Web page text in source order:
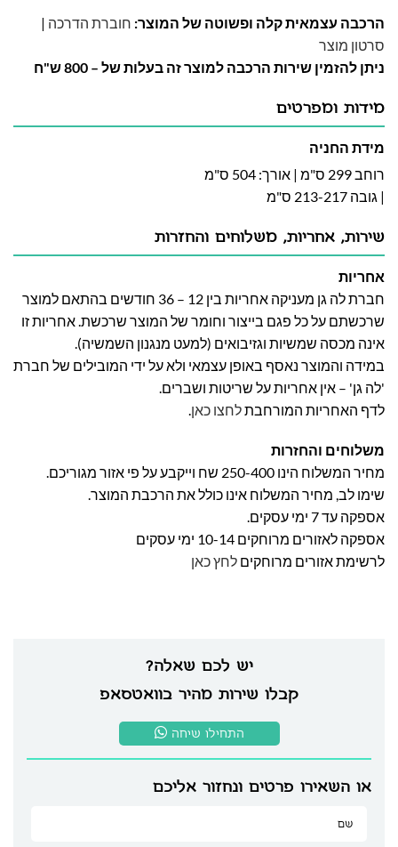
הרכבה עצמאית קלה ופשוטה של המוצר: חוברת הדרכה |
סרטון מוצר
ניתן להזמין שירות הרכבה למוצר זה בעלות של – 800 ש"ח
מידות ומפרטים
מידת החניה
רוחב 299 ס"מ | אורך: 504 ס"מ
| גובה 213-217 ס"מ
יש לכם שאלה?
קבלו שירות מהיר בוואטסאפ
התחילו שיחה
או השאירו פרטים ונחזור אליכם
שירות, אחריות, משלוחים והחזרות
אחריות
חברת לה גן מעניקה אחריות בין 12 – 36 חודשים בהתאם למוצר
שרכשתם על כל פגם בייצור וחומר של המוצר שרכשת. אחריות זו
אינה מכסה שמשיות וגזיבואים (למעט מנגנון השמשיה).
במידה והמוצר נאסף באופן עצמאי ולא על ידי המובילים של חברת
'לה גן' – אין אחריות על שריטות ושברים.
לדף האחריות המורחבתלחצו כאן.
משלוחים והחזרות
מחיר המשלוח הינו 250-400 שח וייקבע על פי אזור מגוריכם.
שימו לב, מחיר המשלוח אינו כולל את הרכבת המוצר.
אספקה עד 7 ימי עסקים.
אספקה לאזורים מרוחקים 10-14 ימי עסקים
לרשימת אזורים מרוחקים לחץ כאן